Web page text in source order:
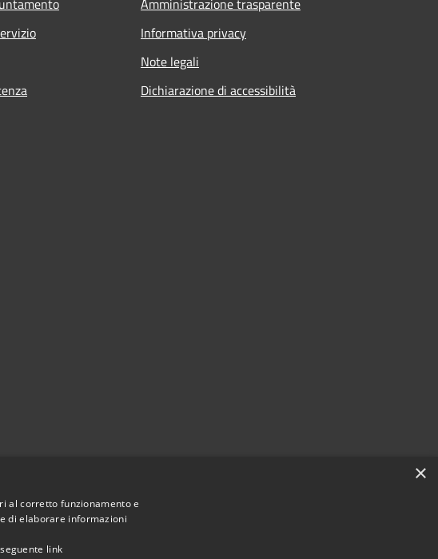
Amministrazione trasparente
Informativa privacy
Note legali
Dichiarazione di accessibilità
×
al corretto funzionamento e
di elaborare informazioni
link